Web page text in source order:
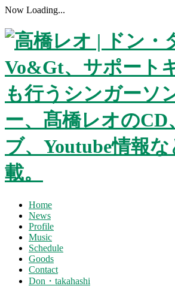
Now Loading...
Home
News
Profile
Music
Schedule
Goods
Contact
Don・takahashi